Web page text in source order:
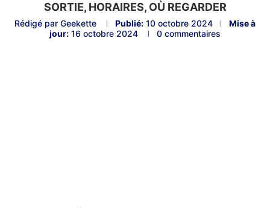
SORTIE, HORAIRES, OÙ REGARDER
Rédigé par Geekette Publié: 10 octobre 2024
Mise à
jour: 16 octobre 2024 0 commentaires